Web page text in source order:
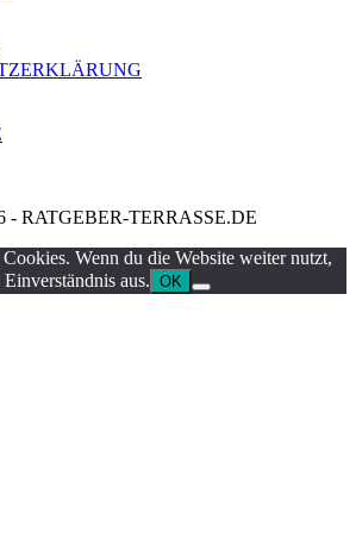
- RATGEBER-TERRASSE.DE
Wenn du die Website weiter nutzt,
aus. OK